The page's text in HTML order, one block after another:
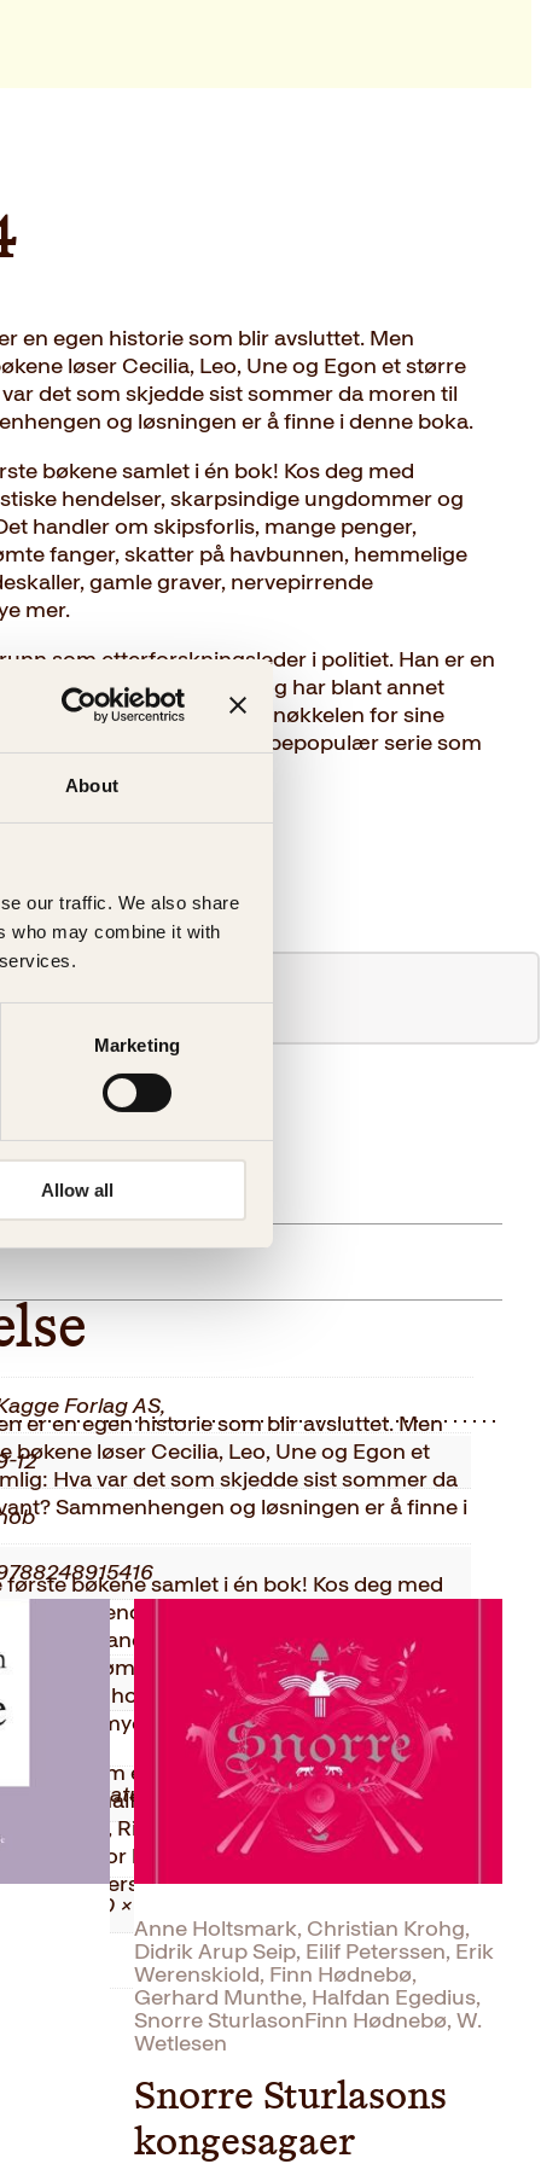
About
our traffic. We also share
who may combine it with
Marketing
Allow all
en egen historie som blir avsluttet. Men
løser Cecilia, Leo, Une og Egon et større
det som skjedde sist sommer da moren til
og løsningen er å finne i denne boka.
bøkene samlet i én bok! Kos deg med
hendelser, skarpsindige ungdommer og
handler om skipsforlis, mange penger,
fanger, skatter på havbunnen, hemmelige
gamle graver, nervepirrende
mer.
som etterforskningsleder i politiet. Han er en
for voksne, og har blant annet
Riverton-prisen og Glassnøkkelen for sine
barn og unge er en kjempepopulær serie som
er en egen historie som blir avsluttet. Men
bøkene løser Cecilia, Leo, Une og Egon et
Hva var det som skjedde sist sommer da
Sammenhengen og løsningen er å finne i
bøkene samlet i én bok! Kos deg med
hendelser, skarpsindige ungdommer
Det handler om skipsforlis, mange
rømte fanger, skatter på havbunnen,
skumle hodeskaller, gamle graver,
og mye, mye mer.
som etterforskningsleder i politiet. Han
kriminalforfattere for voksne, og har blant
Riverton-prisen og Glassnøkkelen
serien for barn og unge er en
er oversatt til flere språk.
Forlag AS,
12
kg
× 15.80 × 20.80 cm
Anne Holtsmark, Christian Krohg,
Didrik Arup Seip, Eilif Peterssen, Erik
Werenskiold, Finn Hødnebø,
Gerhard Munthe, Halfdan Egedius,
Snorre SturlasonFinn Hødnebø, W.
Wetlesen
Snorre Sturlasons
kongesagaer